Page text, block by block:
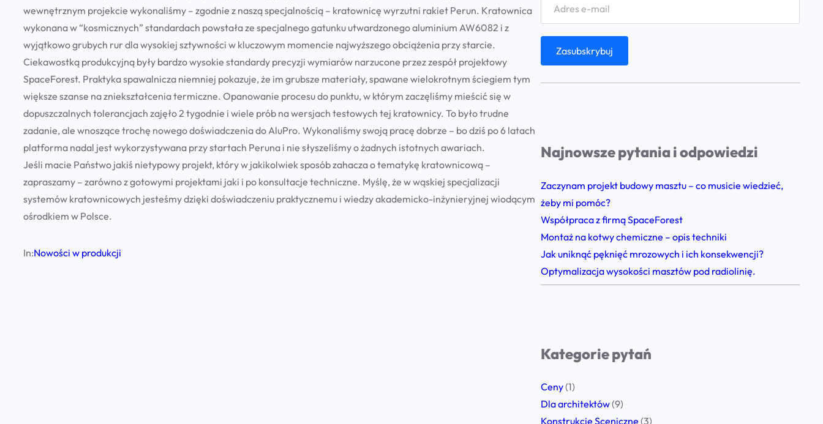
wewnętrznym projekcie wykonaliśmy – zgodnie z naszą specjalnością – kratownicę wyrzutni rakiet Perun. Kratownica
wykonana w “kosmicznych” standardach powstała ze specjalnego gatunku utwardzonego aluminium AW6082 i z
wyjątkowo grubych rur dla wysokiej sztywności w kluczowym momencie najwyższego obciążenia przy starcie.
Ciekawostką produkcyjną były bardzo wysokie standardy precyzji wymiarów narzucone przez zespół projektowy
SpaceForest. Praktyka spawalnicza niemniej pokazuje, że im grubsze materiały, spawane wielokrotnym ściegiem tym
większe szanse na zniekształcenia termiczne. Opanowanie procesu do punktu, w którym zaczęliśmy mieścić się w
dopuszczalnych tolerancjach zajęło 2 tygodnie i wiele prób na wersjach testowych tej kratownicy. To było trudne
zadanie, ale wnoszące trochę nowego doświadczenia do AluPro. Wykonaliśmy swoją pracę dobrze – bo dziś po 6 latach
platforma nadal jest wykorzystywana przy startach Peruna i nie słyszeliśmy o żadnych istotnych awariach.
Jeśli macie Państwo jakiś nietypowy projekt, który w jakikolwiek sposób zahacza o tematykę kratownicową –
zapraszamy – zarówno z gotowymi projektami jaki i po konsultacje techniczne. Myślę, że w wąskiej specjalizacji
systemów kratownicowych jesteśmy dzięki doświadczeniu praktycznemu i wiedzy akademicko-inżynieryjnej wiodącym
ośrodkiem w Polsce.
In:Nowości w produkcji
Najnowsze pytania i odpowiedzi
Zaczynam projekt budowy masztu – co musicie wiedzieć,
żeby mi pomóc?
Współpraca z firmą SpaceForest
Montaż na kotwy chemiczne – opis techniki
Jak uniknąć pęknięć mrozowych i ich konsekwencji?
Optymalizacja wysokości masztów pod radiolinię.
Kategorie pytań
Ceny(1)
Dla architektów(9)
Konstrukcje Sceniczne (3)